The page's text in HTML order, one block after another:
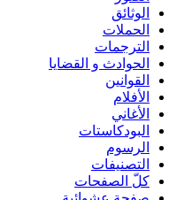
الوثائق
الحملات
الترجمات
الحوادث و القضايا
القوانين
الأفلام
الأغاني
البودكاستات
الرسوم
التصنيفات
كلّ الصفحات